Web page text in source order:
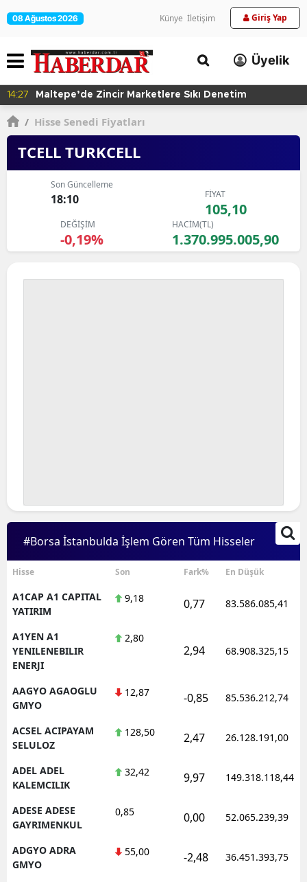
08 Ağustos 2026 Künye İletişim Giriş Yap
Üyelik
14:27 Maltepe’de Zincir Marketlere Sıkı Denetim
/ Hisse Senedi Fiyatları
TCELL TURKCELL
Son Güncelleme
18:10 FİYAT
105,10
DEĞİŞİM
-0,19%
HACİM(TL)
1.370.995.005,90
#Borsa İstanbulda İşlem Gören Tüm Hisseler
Hisse Son Fark% En Düşük
A1CAP A1 CAPITAL
YATIRIM
9,18 0,77 83.586.085,41
A1YEN A1
YENILENEBILIR
ENERJI
2,80
2,94 68.908.325,15
AAGYO AGAOGLU
GMYO
12,87 -0,85 85.536.212,74
ACSEL ACIPAYAM
SELULOZ
128,50 2,47 26.128.191,00
ADEL ADEL
KALEMCILIK
32,42 9,97 149.318.118,44
ADESE ADESE
GAYRIMENKUL
0,85 0,00 52.065.239,39
ADGYO ADRA
GMYO
55,00 -2,48 36.451.393,75